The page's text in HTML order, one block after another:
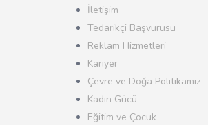
İletişim
Tedarikçi Başvurusu
Reklam Hizmetleri
Kariyer
Çevre ve Doğa Politikamız
Kadın Gücü
Eğitim ve Çocuk